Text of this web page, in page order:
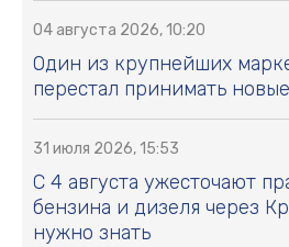
04 августа 2026, 10:20
Один из крупнейших
перестал принимать
31 июля 2026, 15:53
С 4 августа ужесточают
бензина и дизеля через
нужно знать